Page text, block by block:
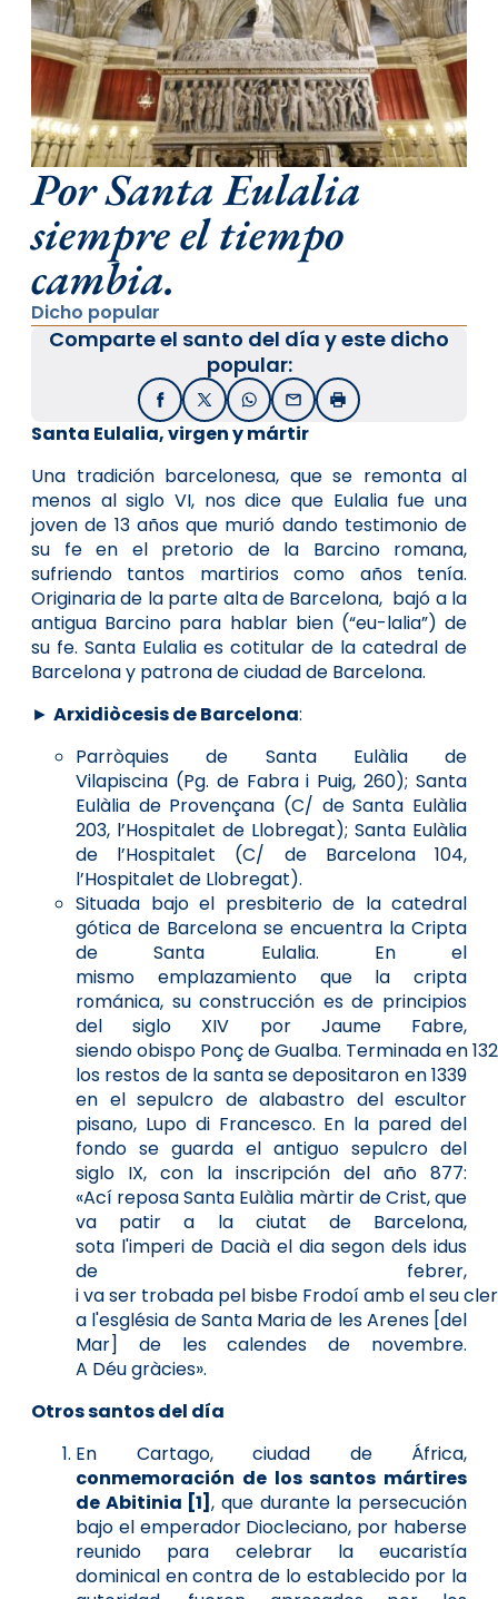
Por Santa Eulalia
siempre el tiempo
cambia.
Dicho popular
Comparte el santo del día y este dicho
popular:
FacebookX / TwitterWhatsApp
EmailImprimir
Santa Eulalia, virgen y mártir
Una tradición barcelonesa, que se remonta al
menos al siglo VI, nos dice que Eulalia fue una
joven de 13 años que murió dando testimonio de
su fe en el pretorio de la Barcino romana,
sufriendo tantos martirios como años tenía.
Originaria de la parte alta de Barcelona, bajó a la
antigua Barcino para hablar bien (“eu-lalia”) de
su fe. Santa Eulalia es cotitular de la catedral de
Barcelona y patrona de ciudad de Barcelona.
► Arxidiòcesis de Barcelona:
Parròquies de Santa Eulàlia de
Vilapiscina (Pg. de Fabra i Puig, 260); Santa
Eulàlia de Provençana (C/ de Santa Eulàlia
203, l’Hospitalet de Llobregat); Santa Eulàlia
de l’Hospitalet (C/ de Barcelona 104,
l’Hospitalet de Llobregat).
Situada bajo el presbiterio de la catedral
gótica de Barcelona se encuentra la Cripta
de Santa Eulalia. En el
mismo emplazamiento que la cripta
románica, su construcción es de principios
del siglo XIV por Jaume Fabre,
siendo obispo Ponç de Gualba. Terminada en
los restos de la santa se depositaron en 1339
en el sepulcro de alabastro del escultor
pisano, Lupo di Francesco. En la pared del
fondo se guarda el antiguo sepulcro del
siglo IX, con la inscripción del año 877:
«Ací reposa Santa Eulàlia màrtir de Crist, que
va patir a la ciutat de Barcelona,
sota l'imperi de Dacià el dia segon dels idus
de febrer,
i va ser trobada pel bisbe Frodoí amb el seu
a l'església de Santa Maria de les Arenes [del
Mar] de les calendes de novembre.
A Déu gràcies».
Otros santos del día
En Cartago, ciudad de África,
conmemoración de los santos mártires
de Abitinia [1], que durante la persecución
bajo el emperador Diocleciano, por haberse
reunido para celebrar la eucaristía
dominical en contra de lo establecido por la